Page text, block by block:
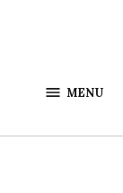
MENU